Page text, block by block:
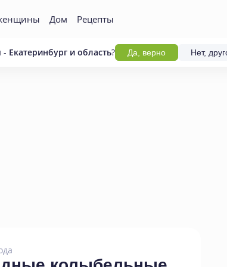
Дом Рецепты
- Екатеринбург и область? Да, верно Нет,